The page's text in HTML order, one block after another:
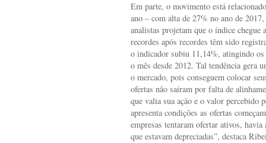
Em parte, o movimento está
ano – com alta de 27% no ano de
analistas projetam que o índice chegue
recordes após recordes têm sido
o indicador subiu 11,14%, atingindo
o mês desde 2012. Tal tendência gera
o mercado, pois conseguem colocar
ofertas não saíram por falta de
que valia sua ação e o valor percebido
apresenta condições as ofertas
empresas tentaram ofertar ativos,
que estavam depreciadas”, destaca